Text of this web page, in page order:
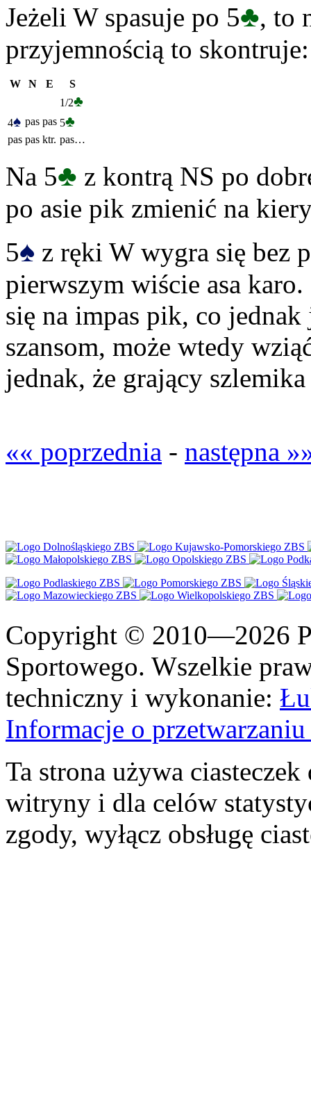
Jeżeli W spasuje po 5♣, to
przyjemnością to skontruje:
W N E
S
1/2♣
4♠ pas pas 5♣
pas pas ktr. pas…
Na 5♣ z kontrą NS po
po asie pik zmienić na
5♠ z ręki W wygra się bez
pierwszym wiście asa
się na impas pik, co
szansom, może wtedy
jednak, że grający
«« poprzednia - następna
Copyright © 2010—2026
Sportowego. Wszelkie
techniczny i wykonanie:
Informacje o
Ta strona używa
witryny i dla celów
zgody, wyłącz obsługę